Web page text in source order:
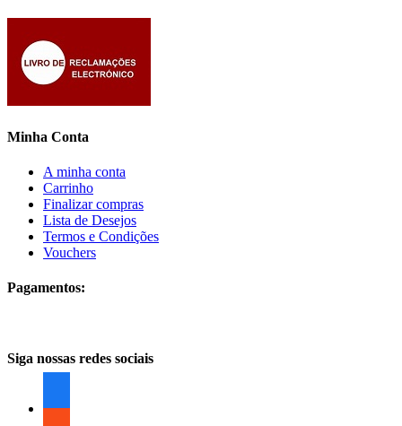
Minha Conta
A minha conta
Carrinho
Finalizar compras
Lista de Desejos
Termos e Condições
Vouchers
Pagamentos:
Siga nossas redes sociais